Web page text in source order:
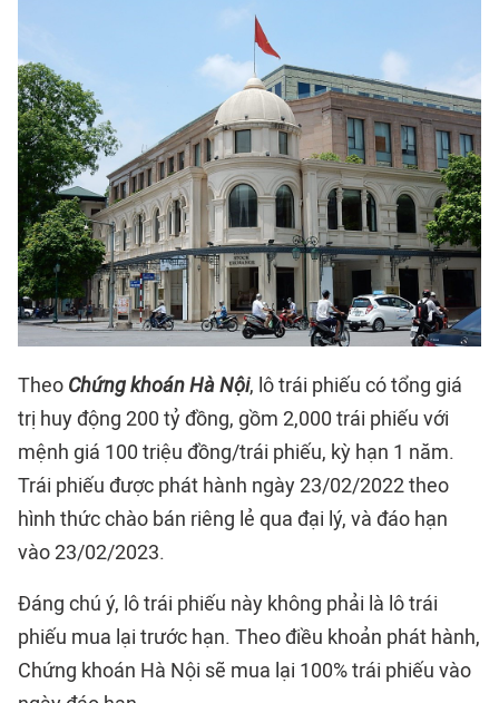
Theo Chứng khoán Hà Nội, lô trái phiếu có tổng giá
trị huy động 200 tỷ đồng, gồm 2,000 trái phiếu với
mệnh giá 100 triệu đồng/trái phiếu, kỳ hạn 1 năm.
Trái phiếu được phát hành ngày 23/02/2022 theo
hình thức chào bán riêng lẻ qua đại lý, và đáo hạn
vào 23/02/2023.
Đáng chú ý, lô trái phiếu này không phải là lô trái
phiếu mua lại trước hạn. Theo điều khoản phát hành,
Chứng khoán Hà Nội sẽ mua lại 100% trái phiếu vào